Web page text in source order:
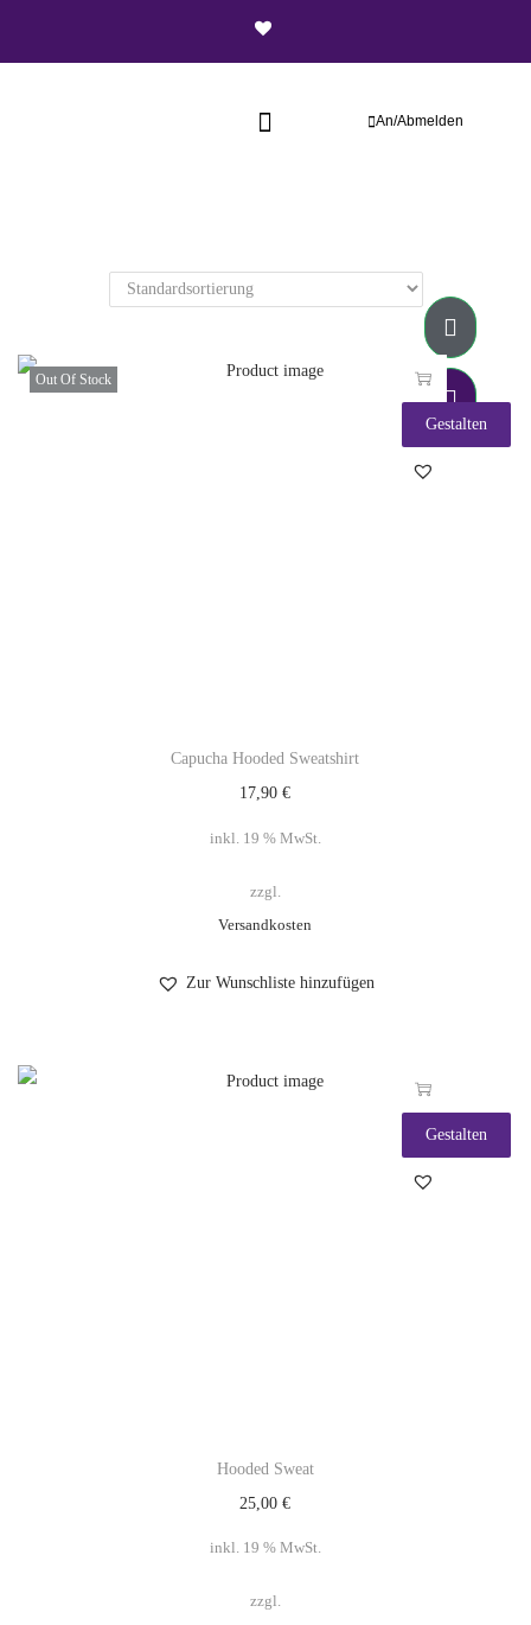
An/Abmelden
Out Of Stock
Gestalten
Capucha Hooded Sweatshirt
17,90€
inkl. 19 % MwSt.
zzgl.
Versandkosten
Zur Wunschliste hinzufügen
Gestalten
Hooded Sweat
25,00€
inkl. 19 % MwSt.
zzgl.